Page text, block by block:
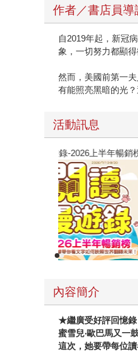
作者／書店員
自2019年起，新冠
象，一切努力都顯
然而，美國前第一
有能照亮黑暗的光
活動訊息
閱讀漫遊錄-2026上
內容簡介
★繼廣受好評回憶錄
蜜雪兒‧歐巴馬又一
這次，她要帶每位